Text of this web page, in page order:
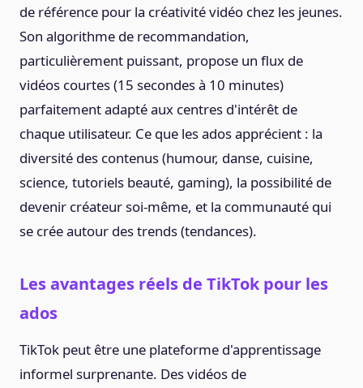
de référence pour la créativité vidéo chez les jeunes.
Son algorithme de recommandation,
particulièrement puissant, propose un flux de
vidéos courtes (15 secondes à 10 minutes)
parfaitement adapté aux centres d'intérêt de
chaque utilisateur. Ce que les ados apprécient : la
diversité des contenus (humour, danse, cuisine,
science, tutoriels beauté, gaming), la possibilité de
devenir créateur soi-même, et la communauté qui
se crée autour des trends (tendances).
Les avantages réels de TikTok pour les
ados
TikTok peut être une plateforme d'apprentissage
informel surprenante. Des vidéos de